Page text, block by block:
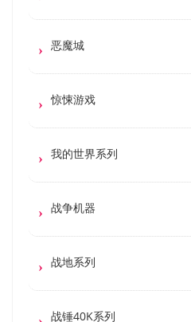
恶魔城
惊悚游戏
我的世界系列
战争机器
战地系列
战锤40K系列